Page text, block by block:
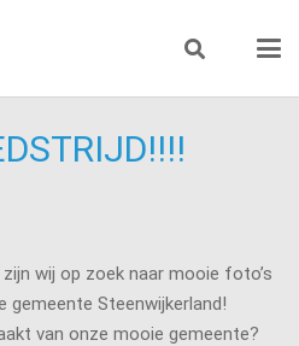
wij op zoek naar mooie foto’s
gemeente Steenwijkerland!
van onze mooie gemeente?